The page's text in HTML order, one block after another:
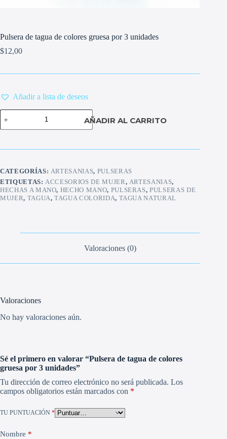
Pulsera de tagua de colores gruesa por 3 unidades
$12,00
Añadir a lista de deseos
Pulsera
de
tagua
colores
3
unidades
cantidad
AÑADIR AL CARRITO
CATEGORÍAS: ARTESANIAS, PULSERAS
ETIQUETAS: ACCESORIOS DE MUJER, ARTESANIAS,
HECHAS A MANO, HECHO MANO, PULSERAS,PULSERAS DE
MUJER, TAGUA,TAGUA COLORIDA, TAGUA NATURAL
Valoraciones (0)
Valoraciones
No hay valoraciones aún.
Sé el primero en valorar “Pulsera de tagua de colores
gruesa por 3 unidades”
Tu dirección de correo electrónico no será publicada. Los
campos obligatorios están marcados con *
TU PUNTUACIÓN *
Nombre *